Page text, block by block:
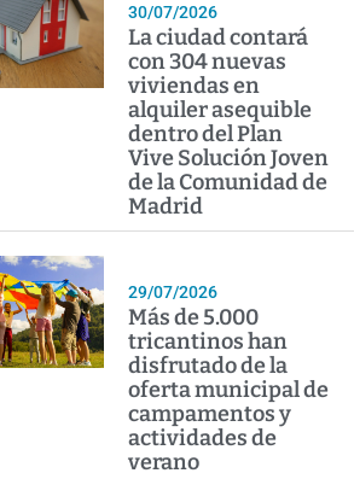
30/07/2026
La ciudad contará
con 304 nuevas
viviendas en
alquiler asequible
dentro del Plan
Vive Solución Joven
de la Comunidad de
Madrid
29/07/2026
Más de 5.000
tricantinos han
disfrutado de la
oferta municipal de
campamentos y
actividades de
verano